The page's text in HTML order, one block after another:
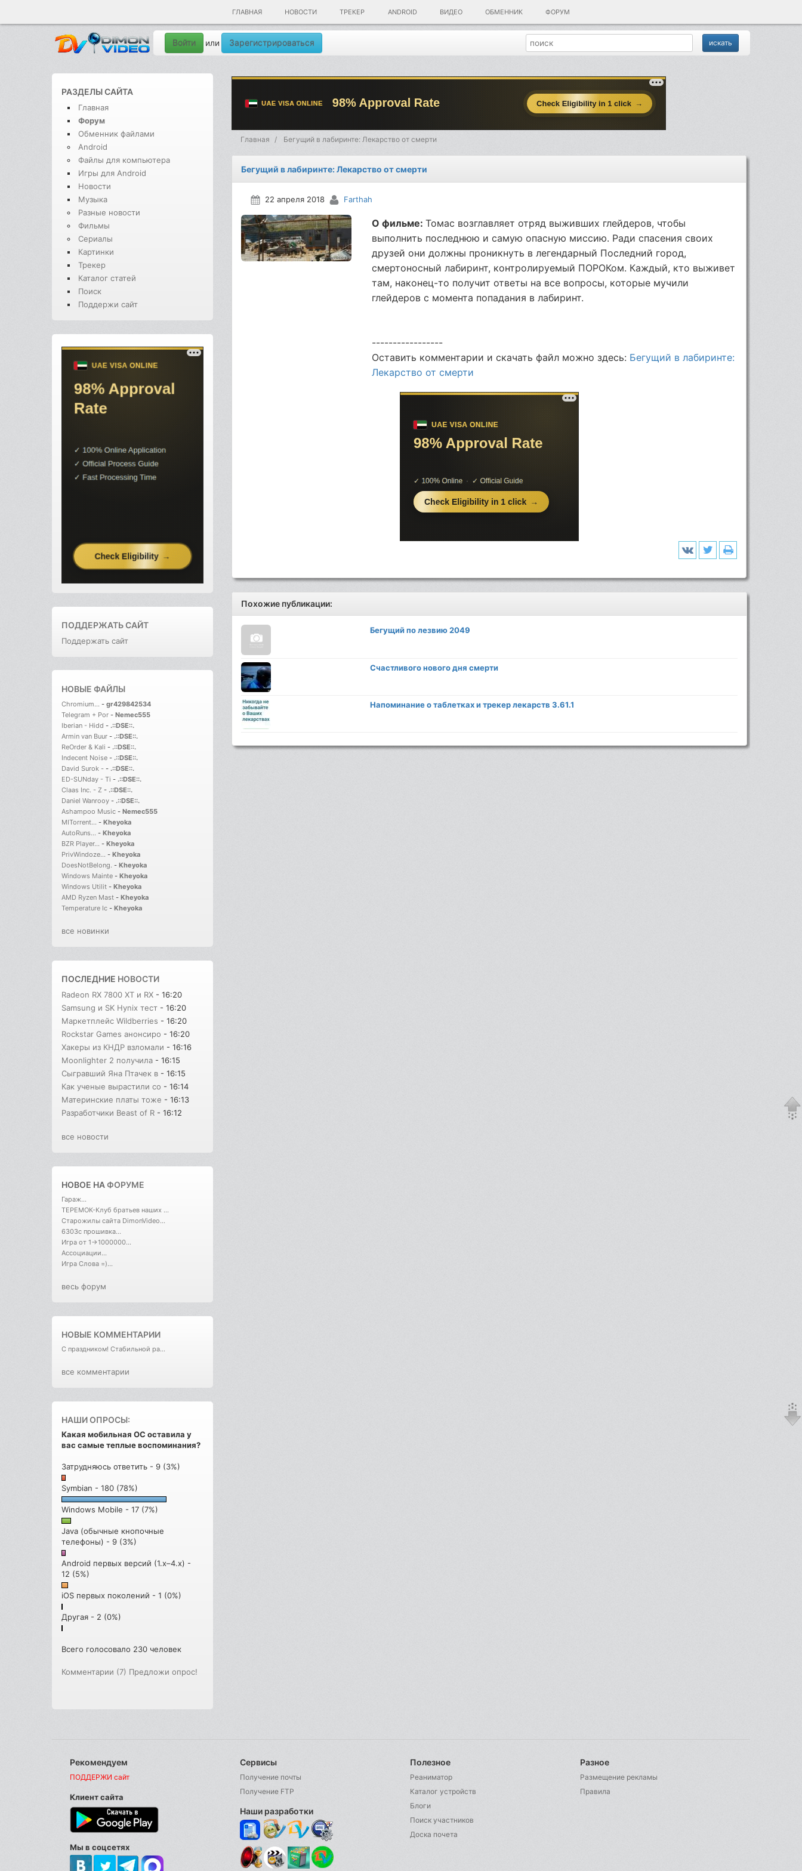
ГЛАВНАЯ НОВОСТИ ТРЕКЕР ANDROID ВИДЕО ОБМЕННИК ФОРУМ
Войти или Зарегистрироваться
РАЗДЕЛЫ САЙТА
Главная
Форум
Обменник файлами
Android
Файлы для компьютера
Игры для Android
Новости
Музыка
Разные новости
Фильмы
Сериалы
Картинки
Трекер
Каталог статей
Поиск
Поддержи сайт
ПОДДЕРЖАТЬ САЙТ
Поддержать сайт
НОВЫЕ ФАЙЛЫ
Chromium... - gr429842534
Telegram + Por - Nemec555
Iberian - Hidd - .::DSE::.
Armin van Buur - .::DSE::.
ReOrder & Kali - .::DSE::.
Indecent Noise - .::DSE::.
David Surok - - .::DSE::.
ED-SUNday - Ti - .::DSE::.
Claas Inc. - Z - .::DSE::.
Daniel Wanrooy - .::DSE::.
Ashampoo Music - Nemec555
MITorrent... - Kheyoka
AutoRuns... - Kheyoka
BZR Player... - Kheyoka
PrivWindoze... - Kheyoka
DoesNotBelong. - Kheyoka
Windows Mainte - Kheyoka
Windows Utilit - Kheyoka
AMD Ryzen Mast - Kheyoka
Temperature Ic - Kheyoka
все новинки
ПОСЛЕДНИЕ НОВОСТИ
Radeon RX 7800 XT и RX - 16:20
Samsung и SK Hynix тест - 16:20
Маркетплейс Wildberries - 16:20
Rockstar Games анонсиро - 16:20
Хакеры из КНДР взломали - 16:16
Moonlighter 2 получила - 16:15
Сыгравший Яна Птачек в - 16:15
Как ученые вырастили со - 16:14
Материнские платы тоже - 16:13
Разработчики Beast of R - 16:12
все новости
НОВОЕ НАФОРУМЕ
Гараж...
ТЕРЕМОК-Клуб братьев наших ...
Старожилы сайта DimonVideo...
6303с прошивка...
Игра от 1->1000000...
Ассоциации...
Игра Слова =)...
весь форум
НОВЫЕ КОММЕНТАРИИ
С праздником! Стабильной ра...
все комментарии
НАШИ ОПРОСЫ:
Какая мобильная ОС оставила у
вас самые теплые воспоминания?
Затрудняюсь ответить - 9 (3%)
Symbian - 180 (78%)
Windows Mobile - 17 (7%)
Java (обычные кнопочные
телефоны) - 9 (3%)
Android первых версий (1.x–4.x) -
12 (5%)
iOS первых поколений - 1 (0%)
Другая - 2 (0%)
Всего голосовало 230 человек
Комментарии (7) Предложи опрос!
Главная Бегущий в лабиринте: Лекарство от смерти
Бегущий в лабиринте: Лекарство от смерти
22 апреля 2018 Farthah
О фильме:Томас возглавляет отряд выживших глейдеров, чтобы
выполнить последнюю и самую опасную миссию. Ради спасения своих
друзей они должны проникнуть в легендарный Последний город,
смертоносный лабиринт, контролируемый ПОРОКом. Каждый, кто выживет
там, наконец-то получит ответы на все вопросы, которые мучили
глейдеров с момента попадания в лабиринт.
-----------------
Оставить комментарии и скачать файл можно здесь: Бегущий в лабиринте:
Лекарство от смерти
Похожие публикации:
Бегущий по лезвию 2049
Счастливого нового дня смерти
Напоминание о таблетках и трекер лекарств 3.61.1
Рекомендуем
ПОДДЕРЖИ сайт
Клиент сайта
Мы в соцсетях
Сервисы
Получение почты
Получение FTP
Наши разработки
Полезное
Реаниматор
Каталог устройств
Блоги
Поиск участников
Доска почета
Разное
Размещение рекламы
Правила